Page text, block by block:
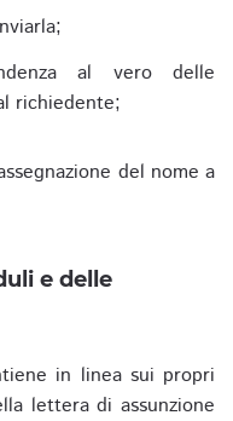
al vero delle
richiedente;
del nome a
e delle
in linea sui propri
lettera di assunzione